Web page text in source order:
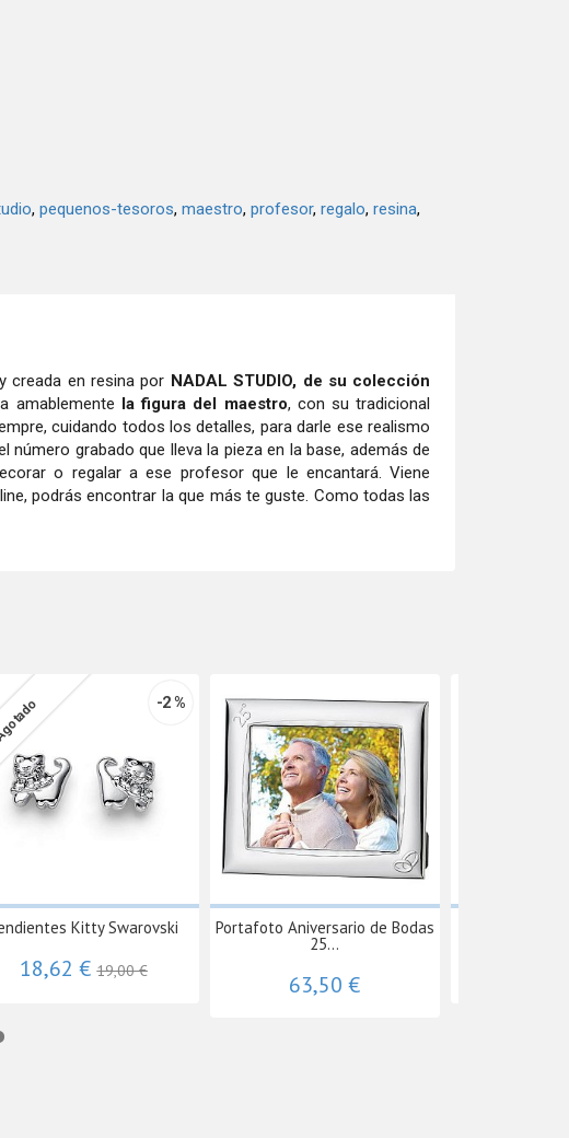
pequenos-tesoros maestro profesor regalo resina
creada en resina por NADAL STUDIO, de su colección
amablemente la figura del maestro, con su tradicional
cuidando todos los detalles, para darle ese realismo
número grabado que lleva la pieza en la base, además de
o regalar a ese profesor que le encantará. Viene
podrás encontrar la que más te guste. Como todas las
-2 %
Kitty Swarovski
18,62 €19,00 €
Portafoto Aniversario de Bodas
25...
63,50 €